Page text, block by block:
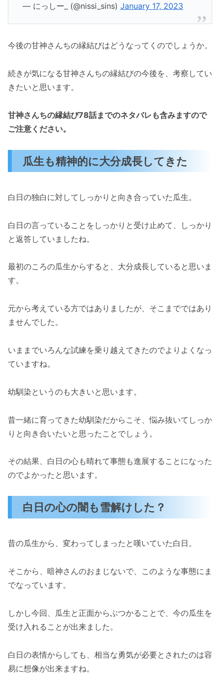
— にっしー_ (@nissi_sins) January 17, 2023
今後の甘神さんちの縁結びはどうなってくのでしょうか。
続きが気になる甘神さんちの縁結びの今後を、考察してい
きたいと思います。
甘神さんちの縁結び78話までのネタバレも含みますので
ご注意ください。
瓜生も精神的に大分成長してきた
白日の独白に対してしっかりと向き合っていた瓜生。
白日の言っていることをしっかりと受け止めて、しっかり
と返答していましたね。
最初のころの瓜生からすると、大分成長していると思いま
す。
元から考えている方ではありましたが、そこまでではあり
ませんでした。
いままでいろんな試練を乗り越えてきたのでよりよくなっ
ていますね。
幼馴染というのも大きいと思います。
昔一緒に育ってきた幼馴染だからこそ、悩み抜いてしっか
りと向き合いたいと思ったことでしょう。
その結果、白日の心も晴れて事態も進展することになった
のでよかったと思います。
白日の心の闇も雪解けした？
昔の瓜生から、変わってしまったと嘆いていた白日。
そこから、暗神さんのおまじないで、このような事態にま
でなっています。
しかし今回、瓜生と正面からぶつかることで、今の瓜生を
受け入れることが出来ました。
白日の表情からしても、相当な勇気が必要とされたのは容
易に想像が出来ますね。